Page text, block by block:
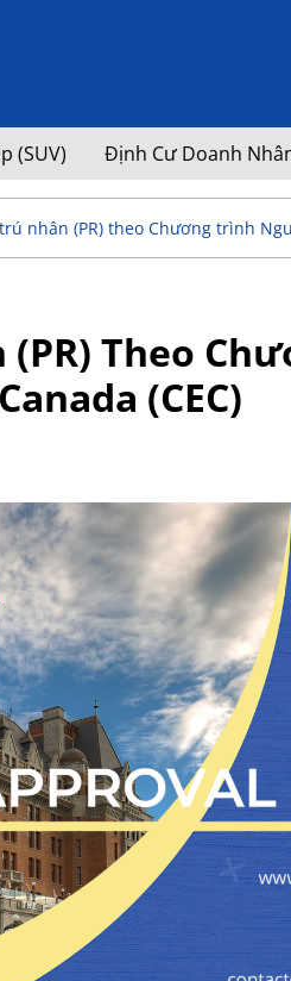
(SUV) Định Cư Doanh
nhân (PR) theo Chương trình
Theo
(CEC)